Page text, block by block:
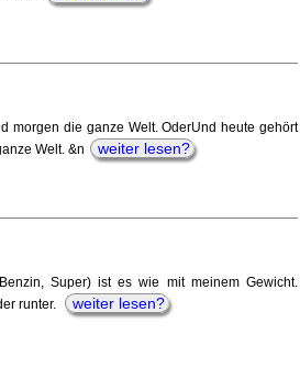
morgen die ganze Welt. OderUnd heute gehört
Welt. &n
weiter lesen?
Super) ist es wie mit meinem Gewicht.
runter.
weiter lesen?